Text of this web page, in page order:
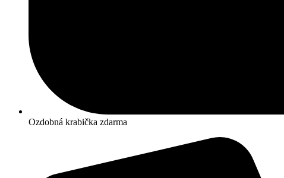
Ozdobná krabička zdarma